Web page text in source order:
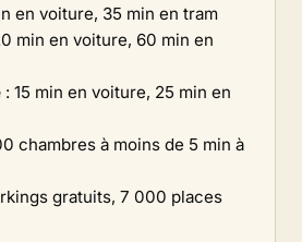
en voiture, 35 min en tram
min en voiture, 60 min en
: 15 min en voiture, 25 min en
chambres à moins de 5 min à
gratuits, 7 000 places